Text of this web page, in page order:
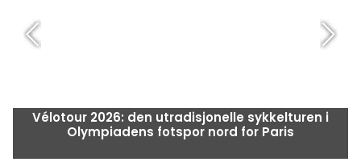
Vélotour 2026: den utradisjonelle sykkelturen i
Olympiadens fotspor nord for Paris